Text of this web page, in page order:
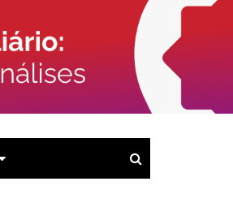
Corretores e